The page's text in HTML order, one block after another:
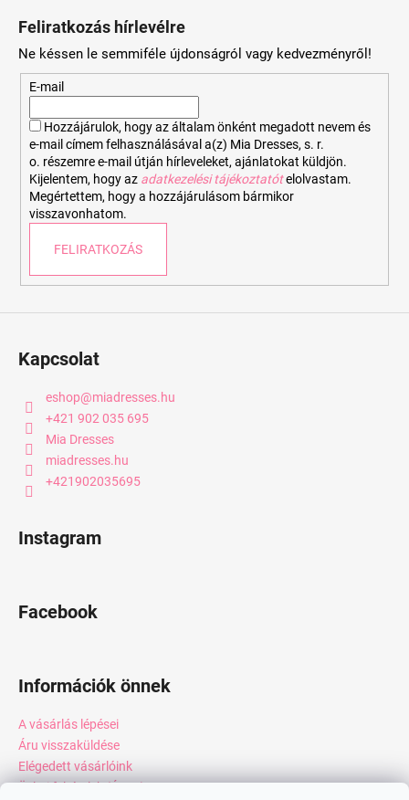
Feliratkozás hírlevélre
Ne késsen le semmiféle újdonságról vagy kedvezményről!
E-mail
Hozzájárulok, hogy az általam önként megadott nevem és
e-mail címem felhasználásával a(z) Mia Dresses, s. r.
o. részemre e-mail útján hírleveleket, ajánlatokat küldjön.
Kijelentem, hogy az adatkezelési tájékoztatót elolvastam.
Megértettem, hogy a hozzájárulásom bármikor
visszavonhatom.
FELIRATKOZÁS
Kapcsolat
eshop@miadresses.hu
+421 902 035 695
Mia Dresses
miadresses.hu
+421902035695
Instagram
Facebook
Információk önnek
A vásárlás lépései
Áru visszaküldése
Elégedett vásárlóink
Üzleti feltételek (ÁSZF)